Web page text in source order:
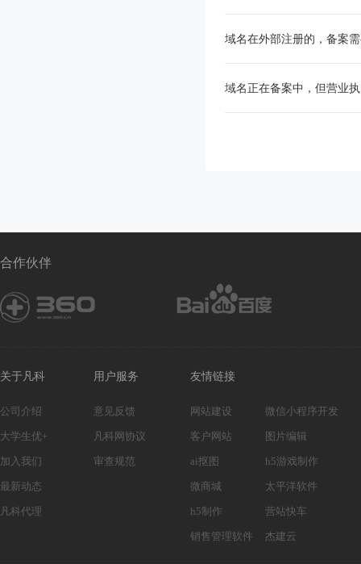
域名在外部注册的，备案
域名正在备案中，但营业
合作伙伴
关于凡科
公司介绍
大学生优+
加入我们
最新动态
凡科代理
用户服务
意见反馈
凡科网协议
审查规范
友情链接
网站建设 微信小程序开发
客户网站 图片编辑
ai抠图 h5游戏制作
微商城 太平洋软件
h5制作 营站快车
销售管理软件 杰建云